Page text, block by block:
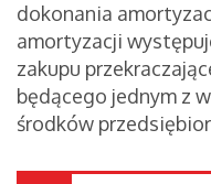
dokonania
amortyzacji
zakupu
będącego jednym z
środków